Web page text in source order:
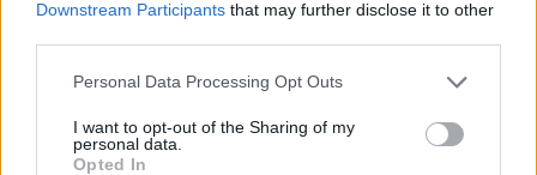
Downstream Participants that may further disclose it to other
Personal Data Processing Opt Outs
I want to opt-out of the Sharing of my
personal data.
Opted In